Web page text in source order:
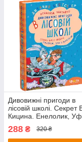
Дивовижні пригоди в
лісовій школі. Секрет
Кицина. Енелолик,
288 ₴ 320 ₴